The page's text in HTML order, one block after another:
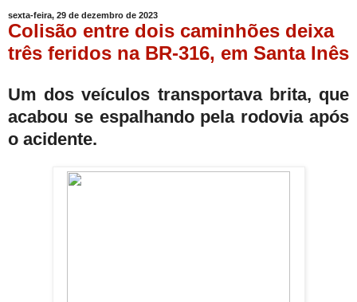
sexta-feira, 29 de dezembro de 2023
Colisão entre dois caminhões deixa
três feridos na BR-316, em Santa Inês
Um dos veículos transportava brita, que
acabou se espalhando pela rodovia após
o acidente.